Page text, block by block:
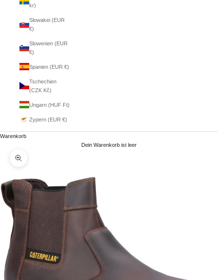
kr)
Slowakei (EUR
€)
Slowenien (EUR
€)
Spanien (EUR €)
Tschechien
(CZK Kč)
Ungarn (HUF Ft)
Zypern (EUR €)
Warenkorb
Dein Warenkorb ist leer
Bild vergrößern